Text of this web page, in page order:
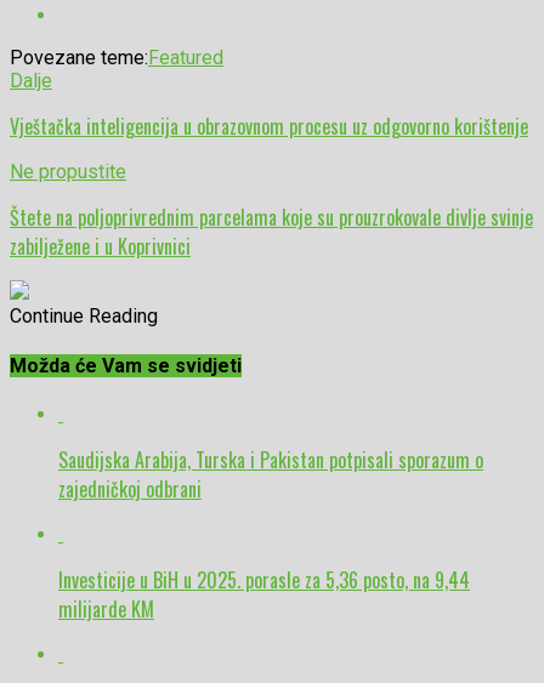
Povezane teme: Featured
Dalje
Vještačka inteligencija u obrazovnom procesu uz odgovorno korištenje
Ne propustite
Štete na poljoprivrednim parcelama koje su prouzrokovale divlje svinje
zabilježene i u Koprivnici
Continue Reading
Možda će Vam se svidjeti
Saudijska Arabija, Turska i Pakistan potpisali sporazum o
zajedničkoj odbrani
Investicije u BiH u 2025. porasle za 5,36 posto, na 9,44
milijarde KM